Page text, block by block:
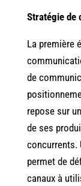
Stratégie de
La première
de
repose sur
de ses
concurrents.
permet de
canaux à